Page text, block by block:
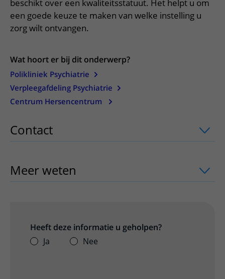
Onderzoeken en diagnostiek
Het Wilhelmina Kinderziekenhuis
Bloedprikken
Wachttijden
Wijzigen patiëntgegevens
Mijn UMC Utrecht patiëntportaal
Faciliteiten en voorzieningen
Bezoekregels
Route naar het ziekenhuis
Parkeren
Contact met polikliniek
Contact met verpleegafdeling
Het Wilhelmina Kinderziekenhuis
Teleconsult aanvragen
Diagnostiek aanvragen
Over UMC Utrecht
Onderwijs
Werken bij het UMC Utrecht
beschikt over een kwaliteitsstatuut. Het helpt u om
een goede keuze te maken van welke instelling u
zorg wilt ontvangen.
Wat hoort er bij dit onderwerp?
Polikliniek Psychiatrie
Verpleegafdeling Psychiatrie
Centrum Hersencentrum
Contact uitklapper, klik om te openen
Meer weten uitklapper, klik om te
Heeft deze informatie u geholpen?
Ja
Nee